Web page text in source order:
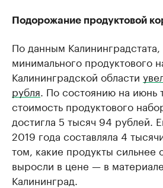
Подорожание продуктовой
По данным
минимального продуктового
Калининградской области
рубля . По состоянию на июнь
стоимость продуктового
достигла 5 тысяч 94 рублей.
2019 года составляла 4
том, какие продукты сильнее
выросли в цене — в
Калининград.